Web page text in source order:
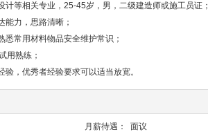
等相关专业，25-45岁，男，二级建造师或施工员证；
能力，思路清晰；
常用材料物品安全维护常识；
用熟练；
，优秀者经验要求可以适当放宽。
月薪待遇：
面议